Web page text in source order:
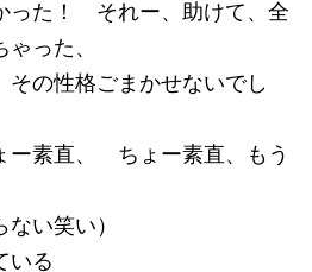
った！ それー、助けて、全
った、
その性格ごまかせないでし
ー素直、 ちょー素直、もう
い笑い）
いる